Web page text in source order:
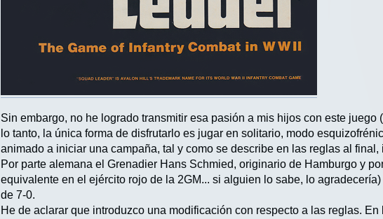
Sin embargo, no he logrado transmitir esa pasión a mis hijos con este
lo tanto, la única forma de disfrutarlo es jugar en solitario, modo
animado a iniciar una campaña, tal y como se describe en las reglas al
Por parte alemana el Grenadier Hans Schmied, originario de Hamburgo y
equivalente en el ejército rojo de la 2GM... si alguien lo sabe, lo
de 7-0.
He de aclarar que introduzco una modificación con respecto a las reglas.